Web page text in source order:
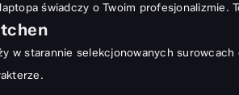
świadczy o Twoim profesjonalizmie.
starannie selekcjonowanych